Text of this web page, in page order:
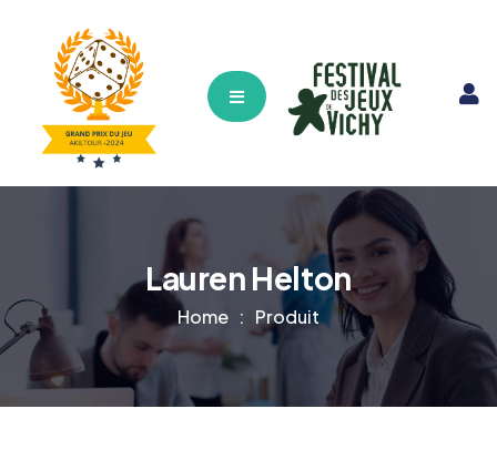
Hamburger Toggle Menu
Lauren Helton
Home Produit